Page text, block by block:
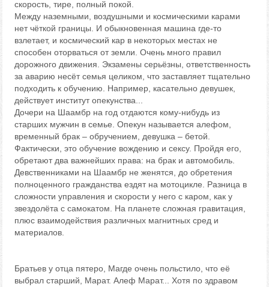
скорость, тире, полный покой.
Между наземными, воздушными и космическими карами
нет чёткой границы. И обыкновенная машина где-то
взлетает, и космический кар в некоторых местах не
способен оторваться от земли. Очень много правил
дорожного движения. Экзамены серьёзны, ответственность
за аварию несёт семья целиком, что заставляет тщательно
подходить к обучению. Например, касательно девушек,
действует институт опекунства...
Дочери на Шаамбр на год отдаются кому-нибудь из
старших мужчин в семье. Опекун называется алефом,
временный брак – обручением, девушка – бетой.
Фактически, это обучение вождению и сексу. Пройдя его,
обретают два важнейших права: на брак и автомобиль.
Девственниками на Шаамбр не женятся, до обретения
полноценного гражданства ездят на мотоцикле. Разница в
сложности управления и скорости у него с каром, как у
звездолёта с самокатом. На планете сложная гравитация,
плюс взаимодействия различных магнитных сред и
материалов.
Братьев у отца пятеро, Магде очень польстило, что её
выбрал старший, Марат. Алеф Марат... Хотя по здравом